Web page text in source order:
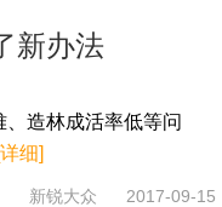
新办法
造林成活率低等问
细]
新锐大众 2017-09-15